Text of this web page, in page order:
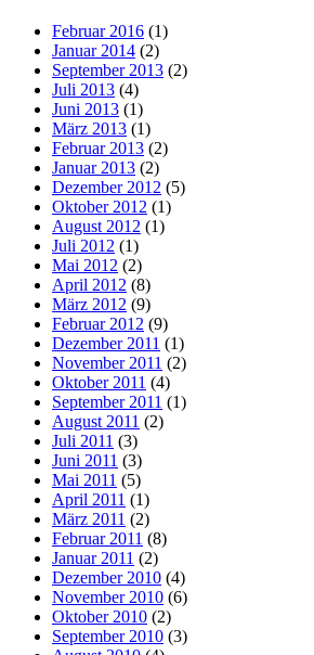
Februar 2016 (1)
Januar 2014 (2)
September 2013 (2)
Juli 2013 (4)
Juni 2013 (1)
März 2013 (1)
Februar 2013 (2)
Januar 2013 (2)
Dezember 2012 (5)
Oktober 2012 (1)
August 2012 (1)
Juli 2012 (1)
Mai 2012 (2)
April 2012 (8)
März 2012 (9)
Februar 2012 (9)
Dezember 2011 (1)
November 2011 (2)
Oktober 2011 (4)
September 2011 (1)
August 2011 (2)
Juli 2011 (3)
Juni 2011 (3)
Mai 2011 (5)
April 2011 (1)
März 2011 (2)
Februar 2011 (8)
Januar 2011 (2)
Dezember 2010 (4)
November 2010 (6)
Oktober 2010 (2)
September 2010 (3)